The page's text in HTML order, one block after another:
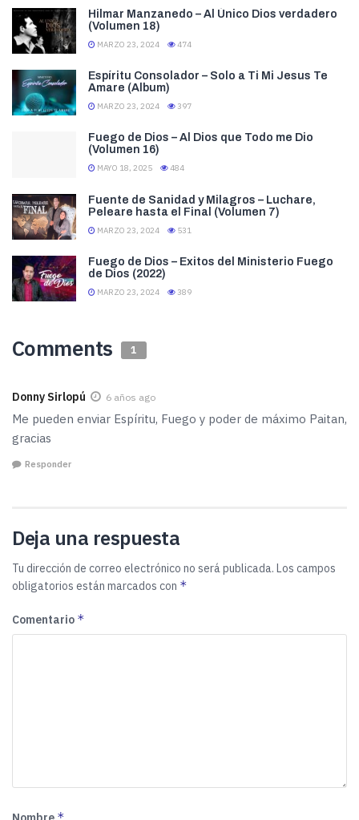
Hilmar Manzanedo – Al Único Dios verdadero
(Volumen 18)
MARZO 23, 2024 474
Espíritu Consolador – Solo a Ti Mi Jesus Te
Amare (Album)
MARZO 23, 2024 397
Fuego de Dios – Al Dios que Todo me Dio
(Volumen 16)
MAYO 18, 2025 484
Fuente de Sanidad y Milagros – Luchare,
Peleare hasta el Final (Volumen 7)
MARZO 23, 2024 531
Fuego de Dios – Exitos del Ministerio Fuego
de Dios (2022)
MARZO 23, 2024 389
Comments 1
Donny Sirlopú 6 años ago
Me pueden enviar Espíritu, Fuego y poder de máximo Paitan,
gracias
Responder
Deja una respuesta
Tu dirección de correo electrónico no será publicada. Los campos
obligatorios están marcados con *
Comentario *